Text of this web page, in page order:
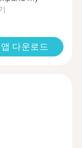
앱 다운로드